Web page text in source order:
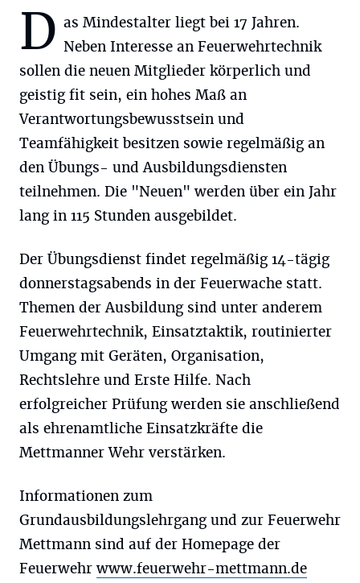
D as Mindestalter liegt bei 17 Jahren.
Neben Interesse an Feuerwehrtechnik
sollen die neuen Mitglieder körperlich und
geistig fit sein, ein hohes Maß an
Verantwortungsbewusstsein und
Teamfähigkeit besitzen sowie regelmäßig an
den Übungs- und Ausbildungsdiensten
teilnehmen. Die "Neuen" werden über ein Jahr
lang in 115 Stunden ausgebildet.
Der Übungsdienst findet regelmäßig 14-tägig
donnerstagsabends in der Feuerwache statt.
Themen der Ausbildung sind unter anderem
Feuerwehrtechnik, Einsatztaktik, routinierter
Umgang mit Geräten, Organisation,
Rechtslehre und Erste Hilfe. Nach
erfolgreicher Prüfung werden sie anschließend
als ehrenamtliche Einsatzkräfte die
Mettmanner Wehr verstärken.
Informationen zum
Grundausbildungslehrgang und zur Feuerwehr
Mettmann sind auf der Homepage der
Feuerwehrwww.feuerwehr-mettmann.de